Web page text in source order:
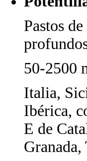
Pastos
50-2500
Italia,
Ibérica,
E de
Granada,